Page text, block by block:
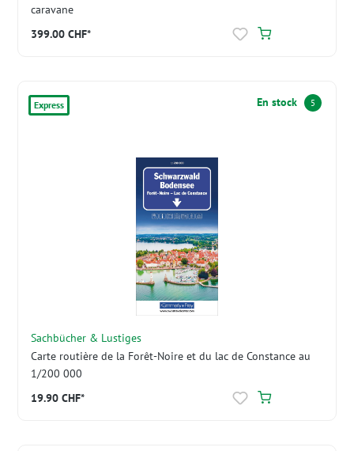
caravane
399.00 CHF*
Express En stock 5
Sachbücher & Lustiges
Carte routière de la Forêt-Noire et du lac de Constance au
1/200 000
19.90 CHF*